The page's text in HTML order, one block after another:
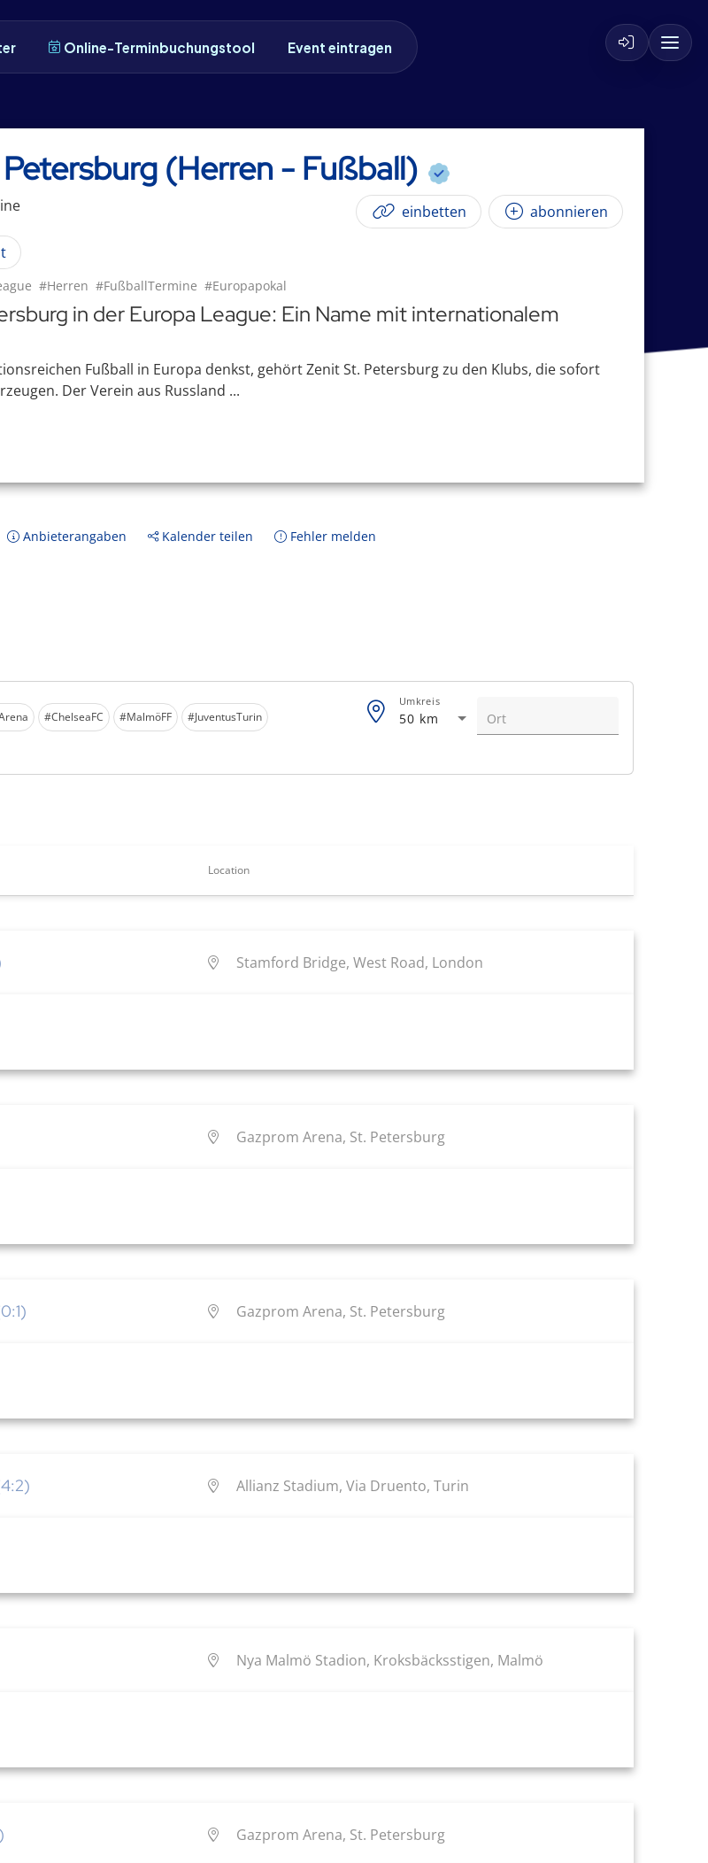
Online-Terminbuchungstool Event eintragen
(Herren - Fußball)
e einbetten abonnieren
#Herren #FußballTermine #Europapokal
in der Europa League: Ein Name mit internationalem
Fußball in Europa denkst, gehört Zenit St. Petersburg zu den Klubs, die sofort
Der Verein aus Russland ...
Anbieterangaben Kalender teilen Fehler melden
#ChelseaFC #MalmöFF #JuventusTurin 50 km
Umkreis
Location
Stamford Bridge, West Road, London
Gazprom Arena, St. Petersburg
Gazprom Arena, St. Petersburg
Allianz Stadium, Via Druento, Turin
Nya Malmö Stadion, Kroksbäcksstigen, Malmö
Gazprom Arena, St. Petersburg